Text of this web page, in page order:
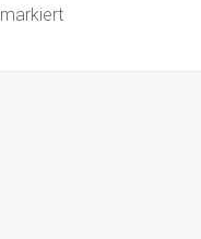
markiert